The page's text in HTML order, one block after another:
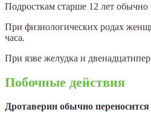
Подросткам старше 12 лет обычно
При физиологических родах
часа.
При язве желудка и
Побочные действия
Дротаверин обычно